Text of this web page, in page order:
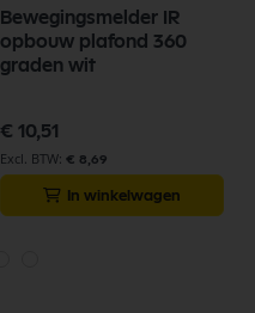
Bewegingsmelder IR
opbouw plafond 360
graden wit
€ 10,51
€ 8,69
In winkelwagen